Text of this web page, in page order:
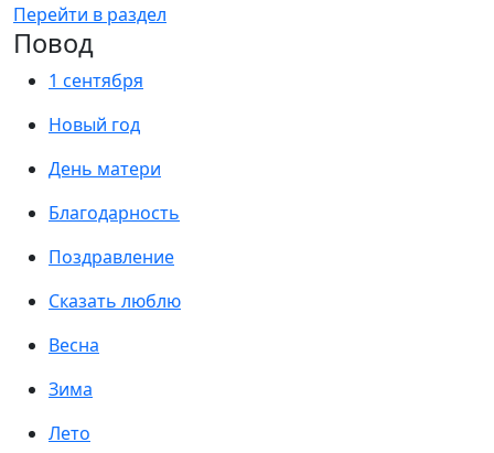
Перейти в раздел
Повод
1 сентября
Новый год
День матери
Благодарность
Поздравление
Сказать люблю
Весна
Зима
Лето